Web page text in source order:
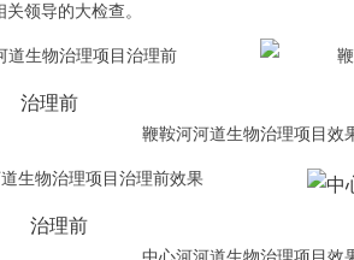
领导的大检查。
治理前
鞭鞍河河道生物治理项目效
治理前